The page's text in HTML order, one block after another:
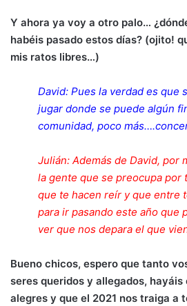
Y ahora ya voy a otro palo…
habéis pasado estos días? (ojito!
mis ratos libres…)
David: Pues la verdad es que
jugar donde se puede algún
comunidad, poco
Julián: Además de David, por
la gente que se preocupa por
que te hacen reír y que entre
para ir pasando este año que
ver que nos depara el que
Bueno chicos, espero que tanto
seres queridos y allegados,
alegres y que el 2021 nos traiga a